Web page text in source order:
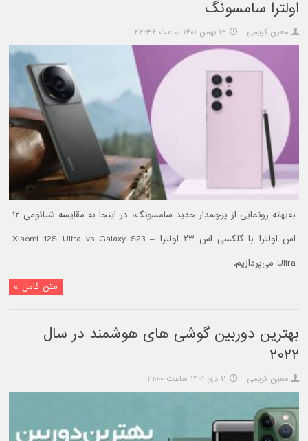
اولترا سامسونگ
معین کریمی ۱۲ بهمن ۱۴۰۱ ساعت ۲۲:۳۶
به‌بهانه رونمایی از پرچمدار جدید سامسونگ، در اینجا به مقایسه شیائومی ۱۲
اس اولترا با گلکسی اس ۲۳ اولترا – Xiaomi 12S Ultra vs Galaxy S23
Ultra می‌پردازیم.
متن کامل »
بهترین دوربین گوشی های هوشمند در سال
۲۰۲۲
معین کریمی ۱۱ دی ۱۴۰۱ ساعت ۲۱:۰۰